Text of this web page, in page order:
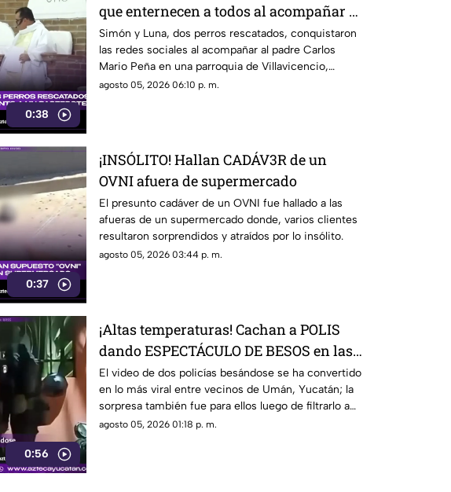
0:38
que enternecen a todos al acompañar a
un sacerdote
Simón y Luna, dos perros rescatados, conquistaron
las redes sociales al acompañar al padre Carlos
Mario Peña en una parroquia de Villavicencio,
Colombia, donde incluso participan en los coros.
agosto 05, 2026 06:10 p. m.
0:37
¡INSÓLITO! Hallan CADÁV3R de un
OVNI afuera de supermercado
El presunto cadáver de un OVNI fue hallado a las
afueras de un supermercado donde, varios clientes
resultaron sorprendidos y atraídos por lo insólito.
agosto 05, 2026 03:44 p. m.
0:56
¡Altas temperaturas! Cachan a POLIS
dando ESPECTÁCULO DE BESOS en las
calles de Umán, Yucatán (VIDEO)
El video de dos policías besándose se ha convertido
en lo más viral entre vecinos de Umán, Yucatán; la
sorpresa también fue para ellos luego de filtrarlo a
redes sociales.
agosto 05, 2026 01:18 p. m.